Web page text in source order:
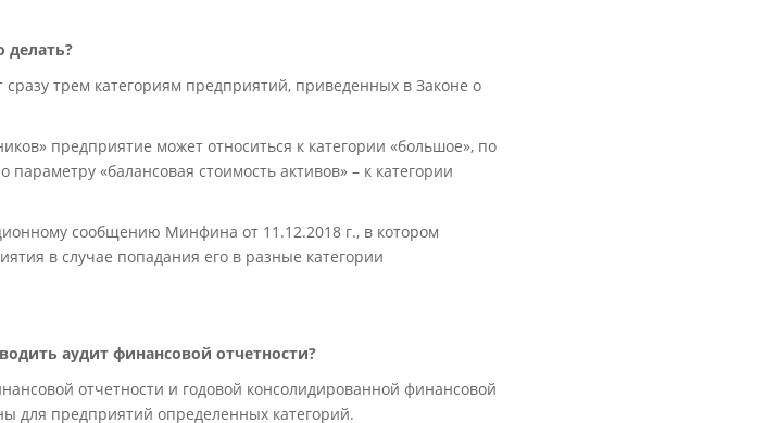
делать?
сразу трем категориям предприятий, приведенных в Законе о
предприятие может относиться к категории «большое», по
«балансовая стоимость активов» – к категории
сообщению Минфина от 11.12.2018 г., в котором
в случае попадания его в разные категории
аудит финансовой отчетности?
отчетности и годовой консолидированной финансовой
для предприятий определенных категорий.